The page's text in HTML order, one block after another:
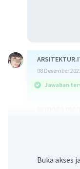
08 Desember
Jawaban
Buka akses